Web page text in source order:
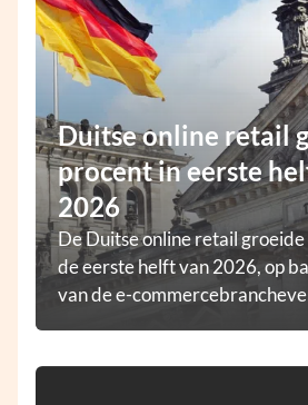
Duitse online retail
procent in eerste
2026
De Duitse online retail
de eerste helft van 2026, op
van de e-